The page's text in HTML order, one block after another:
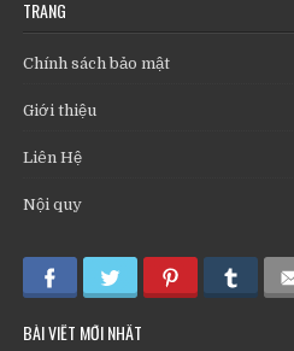
TRANG
Chính sách bảo mật
Giới thiệu
Liên Hệ
Nội quy
BÀI VIẾT MỚI NHẤT